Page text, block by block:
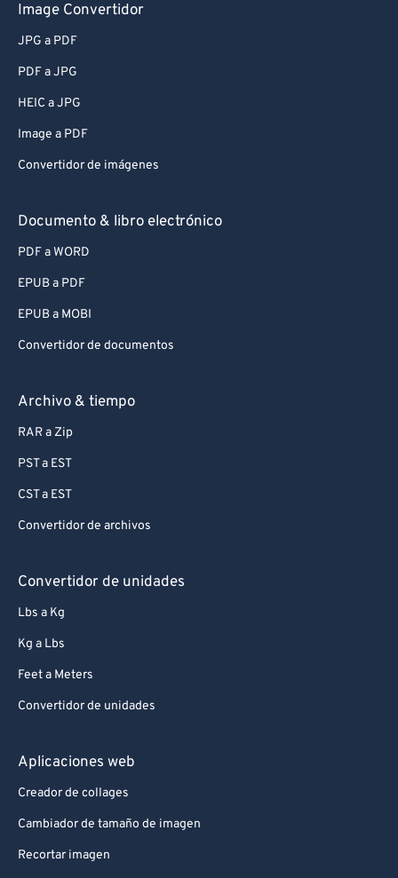
Image Convertidor
JPG a PDF
PDF a JPG
HEIC a JPG
Image a PDF
Convertidor de imágenes
Documento & libro electrónico
PDF a WORD
EPUB a PDF
EPUB a MOBI
Convertidor de documentos
Archivo & tiempo
RAR a Zip
PST a EST
CST a EST
Convertidor de archivos
Convertidor de unidades
Lbs a Kg
Kg a Lbs
Feet a Meters
Convertidor de unidades
Aplicaciones web
Creador de collages
Cambiador de tamaño de imagen
Recortar imagen